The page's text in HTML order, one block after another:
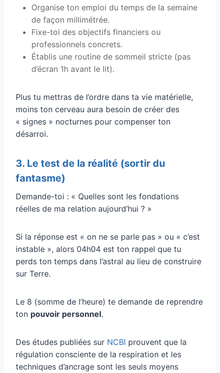
Organise ton emploi du temps de la semaine
de façon millimétrée.
Fixe-toi des objectifs financiers ou
professionnels concrets.
Établis une routine de sommeil stricte (pas
d’écran 1h avant le lit).
Plus tu mettras de l’ordre dans ta vie matérielle,
moins ton cerveau aura besoin de créer des
« signes » nocturnes pour compenser ton
désarroi.
3. Le test de la réalité (sortir du
fantasme)
Demande-toi : « Quelles sont les fondations
réelles de ma relation aujourd’hui ? »
Si la réponse est « on ne se parle pas » ou « c’est
instable », alors 04h04 est ton rappel que tu
perds ton temps dans l’astral au lieu de construire
sur Terre.
Le 8 (somme de l’heure) te demande de reprendre
ton pouvoir personnel.
Des études publiées sur NCBI prouvent que la
régulation consciente de la respiration et les
techniques d’ancrage sont les seuls moyens